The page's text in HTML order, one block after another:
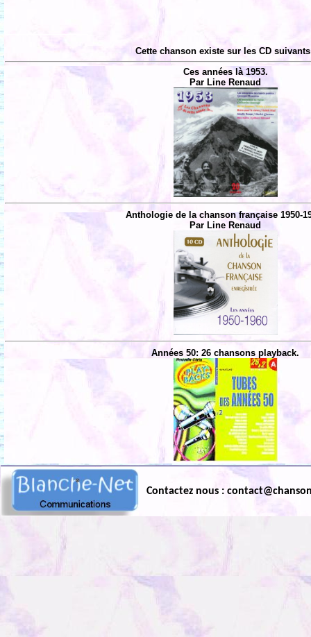
Cette chanson existe sur les CD
Ces années là 1953.
Par Line Renaud
Anthologie de la chanson française 1950-
Par Line Renaud
Années 50: 26 chansons playback.
Contactez nous :